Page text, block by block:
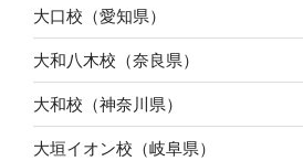
大口校（愛知県）
大和八木校（奈良県）
大和校（神奈川県）
大垣イオン校（岐阜県）